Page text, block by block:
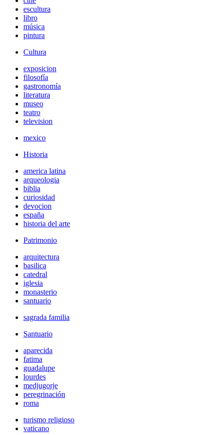
escultura
libro
música
pintura
Cultura
exposicion
filosofía
gastronomía
literatura
museo
teatro
television
mexico
Historia
america latina
arqueologia
biblia
curiosidad
devocion
españa
historia del arte
Patrimonio
arquitectura
basilica
catedral
iglesia
monasterio
santuario
sagrada familia
Santuario
aparecida
fatima
guadalupe
lourdes
medjugorje
peregrinación
roma
turismo religioso
vaticano